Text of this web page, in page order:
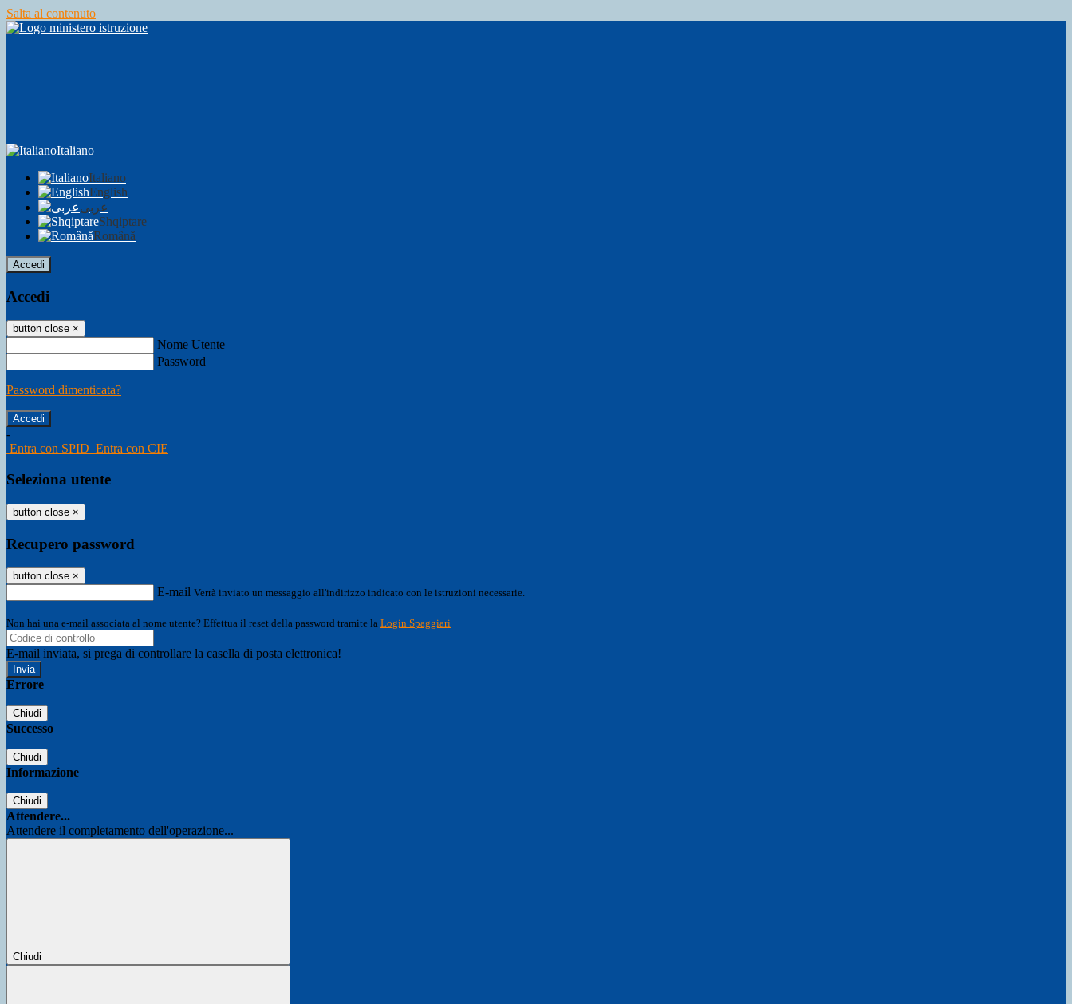
Salta al contenuto
Italiano
Italiano
English
عربى
Shqiptare
Română
Accedi
Accedi
button close ×
Nome Utente
Password
Password dimenticata?
-
Entra con SPID Entra con CIE
Seleziona utente
button close ×
Recupero password
button close ×
E-mail Verrà inviato un messaggio all'indirizzo indicato con le istruzioni necessarie.
Non hai una e-mail associata al nome utente? Effettua il reset della password tramite la Login Spaggiari
E-mail inviata, si prega di controllare la casella di posta elettronica!
Errore
Chiudi
Successo
Chiudi
Informazione
Chiudi
Attendere...
Attendere il completamento dell'operazione...
Chiudi